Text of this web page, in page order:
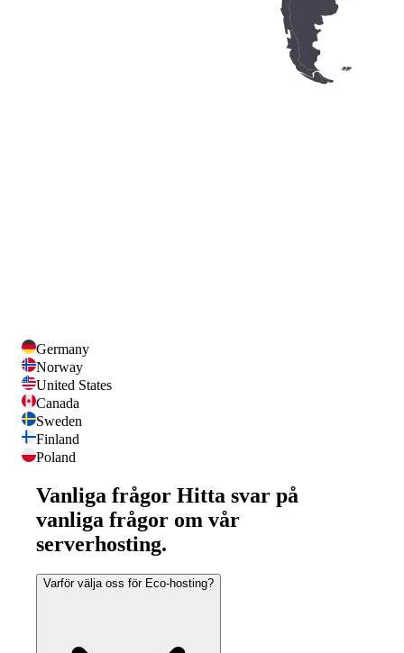
Germany
Norway
United States
Canada
Sweden
Finland
Poland
Vanliga frågor Hitta svar på
vanliga frågor om vår
serverhosting.
Varför välja oss för Eco-hosting?